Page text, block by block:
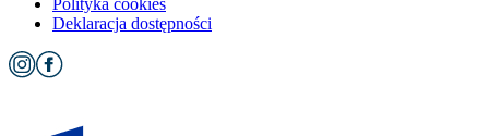
Polityka cookies
Deklaracja dostępności